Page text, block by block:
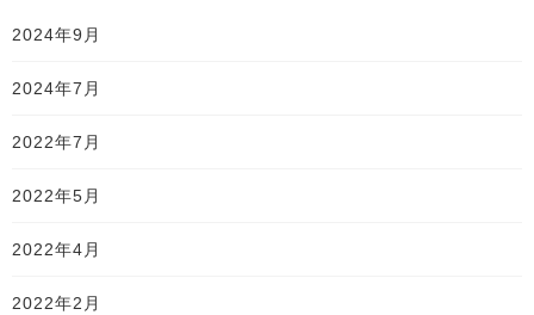
2024年9月
2024年7月
2022年7月
2022年5月
2022年4月
2022年2月